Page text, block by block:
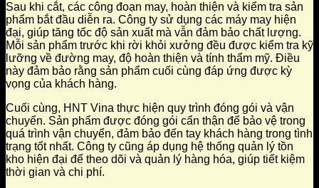
Sau khi cắt, các công đoạn may, hoàn thiện và kiểm tra sản
phẩm bắt đầu diễn ra. Công ty sử dụng các máy may hiện
đại, giúp tăng tốc độ sản xuất mà vẫn đảm bảo chất lượng.
Mỗi sản phẩm trước khi rời khỏi xưởng đều được kiểm tra kỹ
lưỡng về đường may, độ hoàn thiện và tính thẩm mỹ. Điều
này đảm bảo rằng sản phẩm cuối cùng đáp ứng được kỳ
vọng của khách hàng.
Cuối cùng, HNT Vina thực hiện quy trình đóng gói và vận
chuyển. Sản phẩm được đóng gói cẩn thận để bảo vệ trong
quá trình vận chuyển, đảm bảo đến tay khách hàng trong tình
trạng tốt nhất. Công ty cũng áp dụng hệ thống quản lý tồn
kho hiện đại để theo dõi và quản lý hàng hóa, giúp tiết kiệm
thời gian và chi phí.